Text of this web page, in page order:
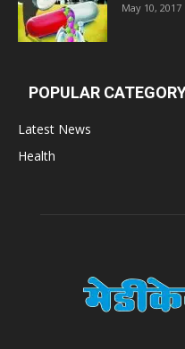
May 10, 2017
POPULAR
Latest News
Health